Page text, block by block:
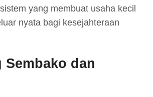
yang membuat usaha kecil
nyata bagi kesejahteraan
Sembako dan